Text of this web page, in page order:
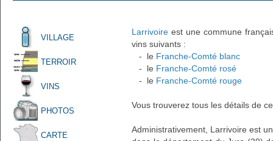
VILLAGE
TERROIR
VINS
PHOTOS
CARTE
Larrivoire est une commune
vins suivants :
- le Franche-Comté blanc
- le Franche-Comté rosé
- le Franche-Comté rouge
Vous trouverez tous les détails de
Administrativement, Larrivoire est